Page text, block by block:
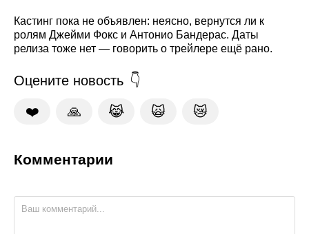
Кастинг пока не объявлен: неясно, вернутся ли к
ролям Джейми Фокс и Антонио Бандерас. Даты
релиза тоже нет — говорить о трейлере ещё рано.
Оцените новость
❤️ 🙏 😹 🙀 😿
Комментарии